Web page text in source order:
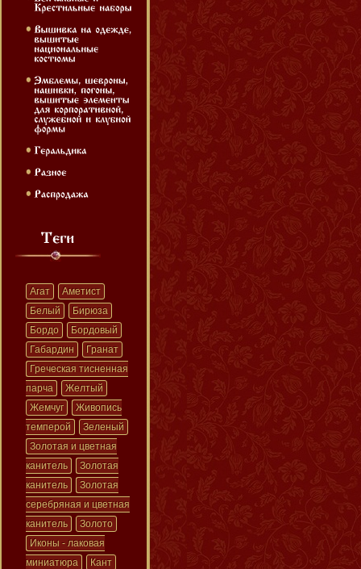
Агат
Аметист
Белый
Бирюза
Бордо
Бордовый
Габардин
Гранат
Греческая тисненная
парча
Желтый
Жемчуг
Живопись
темперой
Зеленый
Золотая и цветная
канитель
Золотая
канитель
Золотая
серебряная и цветная
канитель
Золото
Иконы - лаковая
миниатюра
Кант